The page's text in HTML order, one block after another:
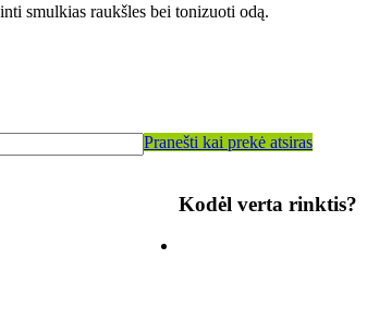
smulkias raukšles bei tonizuoti odą.
Pranešti kai prekė atsiras
Kodėl verta rinktis?